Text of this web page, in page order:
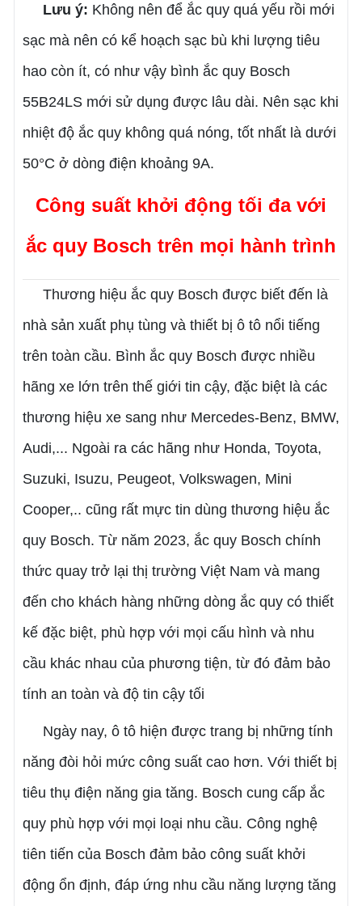
Lưu ý: Không nên để ắc quy quá yếu rồi mới
sạc mà nên có kể hoạch sạc bù khi lượng tiêu
hao còn ít, có như vậy bình ắc quy Bosch
55B24LS mới sử dụng được lâu dài. Nên sạc khi
nhiệt độ ắc quy không quá nóng, tốt nhất là dưới
50°C ở dòng điện khoảng 9A.
Công suất khởi động tối đa với
ắc quy Bosch trên mọi hành trình
Thương hiệu ắc quy Bosch được biết đến là
nhà sản xuất phụ tùng và thiết bị ô tô nổi tiếng
trên toàn cầu. Bình ắc quy Bosch được nhiều
hãng xe lớn trên thế giới tin cậy, đặc biệt là các
thương hiệu xe sang như Mercedes-Benz, BMW,
Audi,... Ngoài ra các hãng như Honda, Toyota,
Suzuki, Isuzu, Peugeot, Volkswagen, Mini
Cooper,.. cũng rất mực tin dùng thương hiệu ắc
quy Bosch. Từ năm 2023, ắc quy Bosch chính
thức quay trở lại thị trường Việt Nam và mang
đến cho khách hàng những dòng ắc quy có thiết
kế đặc biệt, phù hợp với mọi cấu hình và nhu
cầu khác nhau của phương tiện, từ đó đảm bảo
tính an toàn và độ tin cậy tối
Ngày nay, ô tô hiện được trang bị những tính
năng đòi hỏi mức công suất cao hơn. Với thiết bị
tiêu thụ điện năng gia tăng. Bosch cung cấp ắc
quy phù hợp với mọi loại nhu cầu. Công nghệ
tiên tiến của Bosch đảm bảo công suất khởi
động ổn định, đáp ứng nhu cầu năng lượng tăng